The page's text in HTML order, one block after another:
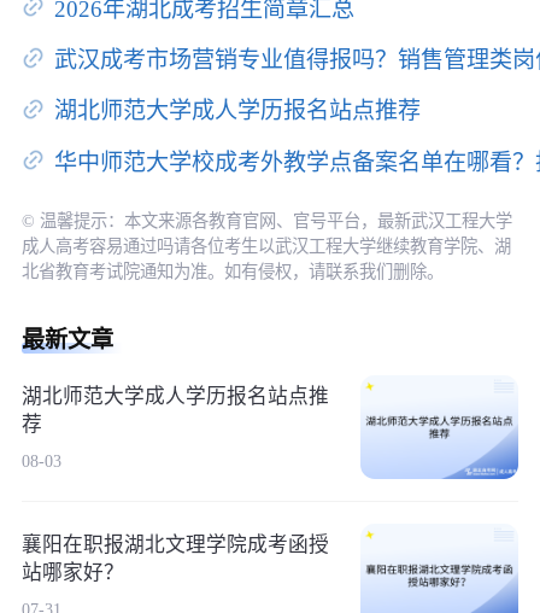
2026年湖北成考招生简章汇总
武汉成考市场营销专业值得报吗？销售管理类
湖北师范大学成人学历报名站点推荐
华中师范大学校成考外教学点备案名单在哪看
© 温馨提示：本文来源各教育官网、官号平台，最新武汉工程大学
成人高考容易通过吗请各位考生以武汉工程大学继续教育学院、湖
北省教育考试院通知为准。如有侵权，请联系我们删除。
最新文章
湖北师范大学成人学历报名站点推
荐
08-03
襄阳在职报湖北文理学院成考函授
站哪家好？